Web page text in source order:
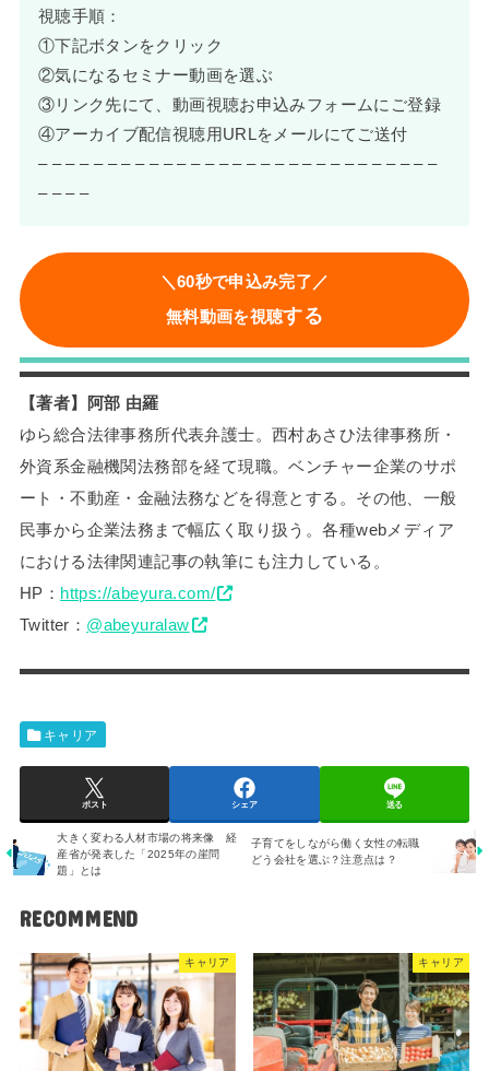
視聴手順：
①下記ボタンをクリック
②気になるセミナー動画を選ぶ
③リンク先にて、動画視聴お申込みフォームにご登録
④アーカイブ配信視聴用URLをメールにてご送付
– – – – – – – – – – – – – – – – – – – – – – – – – – – – –
– – – –
＼60秒で申込み完了／
無料動画を視聴する
【著者】阿部 由羅
ゆら総合法律事務所代表弁護士。西村あさひ法律事務所・
外資系金融機関法務部を経て現職。ベンチャー企業のサポ
ート・不動産・金融法務などを得意とする。その他、一般
民事から企業法務まで幅広く取り扱う。各種webメディア
における法律関連記事の執筆にも注力している。
HP： https://abeyura.com/
Twitter： @abeyuralaw
キャリア
ポスト シェア 送る
大きく変わる人材市場の将来像 経
産省が発表した「2025年の崖問
題」とは
子育てをしながら働く女性の転職
どう会社を選ぶ？注意点は？
RECOMMEND
キャリア キャリア